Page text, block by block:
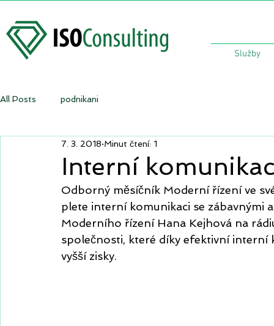
Služby
All Posts podnikani
Interní
7. 3. 2018 Minut čtení: 1
Odborný měsíčník Moderní řízení ve
plete interní komunikaci se zábavnými
Moderního řízení Hana Kejhová na
společnosti, které díky efektivní
vyšší zisky.